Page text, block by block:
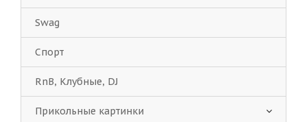
Swag
Спорт
RnB, Клубные, DJ
Прикольные картинки